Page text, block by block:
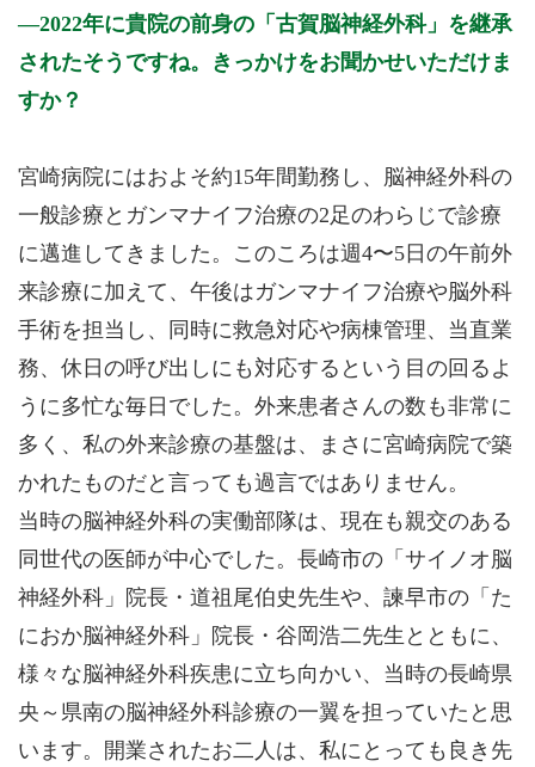
2022年に貴院の前身の「古賀脳神経外科」を継承
されたそうですね。きっかけをお聞かせいただけま
すか？
宮崎病院にはおよそ約15年間勤務し、脳神経外科の
一般診療とガンマナイフ治療の2足のわらじで診療
に邁進してきました。このころは週4〜5日の午前外
来診療に加えて、午後はガンマナイフ治療や脳外科
手術を担当し、同時に救急対応や病棟管理、当直業
務、休日の呼び出しにも対応するという目の回るよ
うに多忙な毎日でした。外来患者さんの数も非常に
多く、私の外来診療の基盤は、まさに宮崎病院で築
かれたものだと言っても過言ではありません。
当時の脳神経外科の実働部隊は、現在も親交のある
同世代の医師が中心でした。長崎市の「サイノオ脳
神経外科」院長・道祖尾伯史先生や、諫早市の「た
におか脳神経外科」院長・谷岡浩二先生とともに、
様々な脳神経外科疾患に立ち向かい、当時の長崎県
央～県南の脳神経外科診療の一翼を担っていたと思
います。開業されたお二人は、私にとっても良き先